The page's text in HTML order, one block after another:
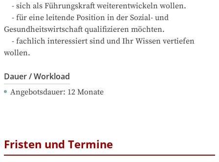
Gesundheitswirtschaft qualifizieren möchten.
wollen.
Dauer / Workload
Angebotsdauer: 12 Monate
Fristen und Termine